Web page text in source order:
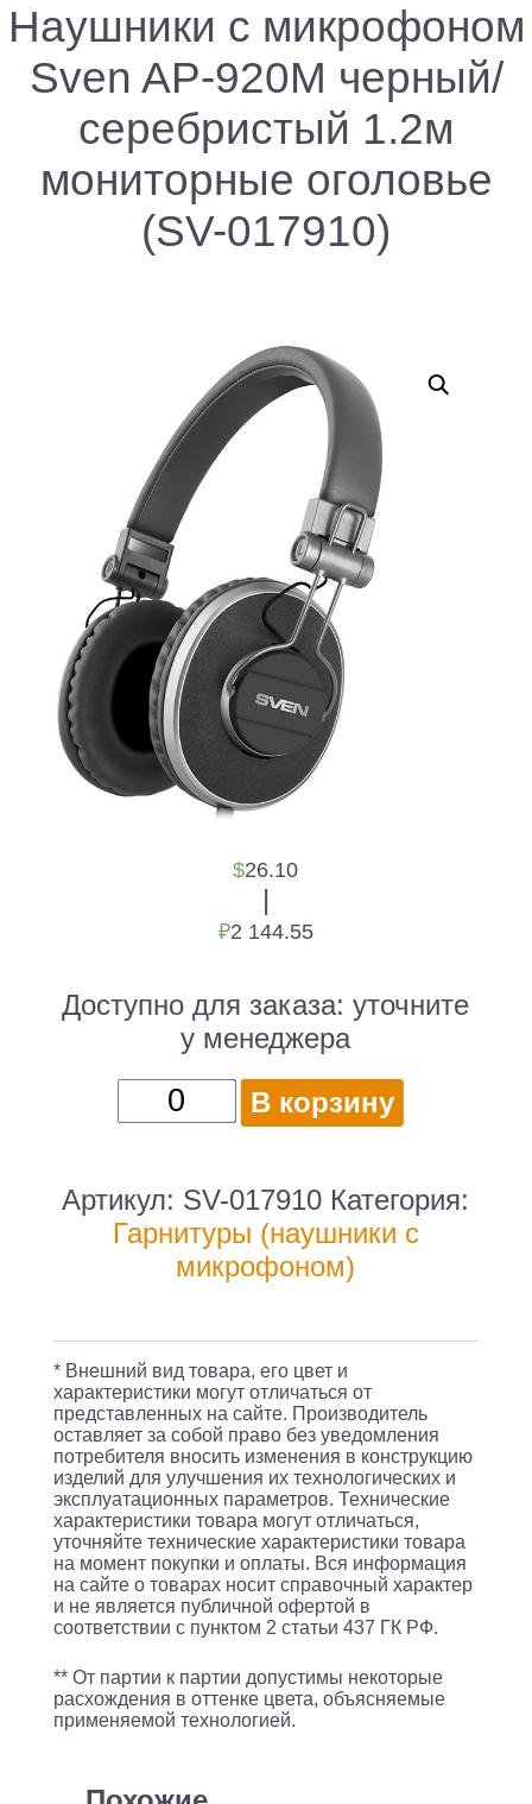
Наушники с микрофоном
Sven AP-920M черный/
серебристый 1.2м
мониторные оголовье
(SV-017910)
$26.10
|
₽2 144.55
Доступно для заказа:уточните
у менеджера
Количество
товара
с
микрофоном
Sven
черный/
серебристый
1.2м
мониторные
оголовье
(SV-
017910)
В корзину
Артикул: SV-017910 Категория:
Гарнитуры (наушники с
микрофоном)
* Внешний вид товара, его цвет и
характеристики могут отличаться от
представленных на сайте. Производитель
оставляет за собой право без уведомления
потребителя вносить изменения в конструкцию
изделий для улучшения их технологических и
эксплуатационных параметров. Технические
характеристики товара могут отличаться,
уточняйте технические характеристики товара
на момент покупки и оплаты. Вся информация
на сайте о товарах носит справочный характер
и не является публичной офертой в
соответствии с пунктом 2 статьи 437 ГК РФ.
** От партии к партии допустимы некоторые
расхождения в оттенке цвета, объясняемые
применяемой технологией.